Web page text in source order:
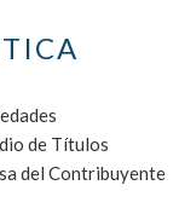
de Títulos
del Contribuyente